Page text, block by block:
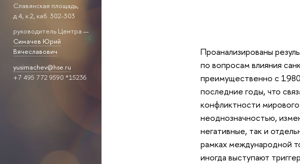
Славянская площадь,
д.4, к.2, каб. 302-303
руководитель Центра —
Симачев Юрий
Вячеславович
yusimachev@hse.ru
+7 495 772 9590 *15236
Проанализированы
по вопросам влияния
преимущественно с
последние годы, что
конфликтности
неоднозначностью,
негативные, так и
рамках международной
иногда выступают